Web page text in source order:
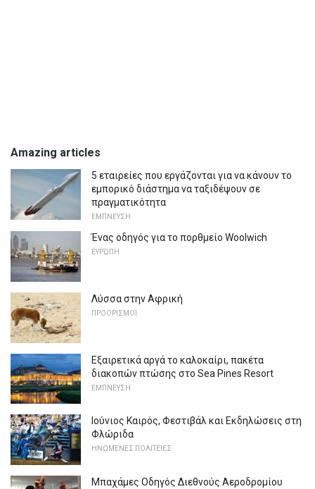
Amazing articles
5 εταιρείες που εργάζονται για να κάνουν το
εμπορικό διάστημα να ταξιδέψουν σε
πραγματικότητα
ΕΜΠΝΕΥΣΗ
Ένας οδηγός για το πορθμείο Woolwich
ΕΥΡΏΠΗ
Λύσσα στην Αφρική
ΠΡΟΟΡΙΣΜΟΊ
Εξαιρετικά αργά το καλοκαίρι, πακέτα
διακοπών πτώσης στο Sea Pines Resort
ΕΜΠΝΕΥΣΗ
Ιούνιος Καιρός, Φεστιβάλ και Εκδηλώσεις στη
Φλώριδα
ΗΝΩΜΈΝΕΣ ΠΟΛΙΤΕΊΕΣ
Μπαχάμες Οδηγός Διεθνούς Αεροδρομίου